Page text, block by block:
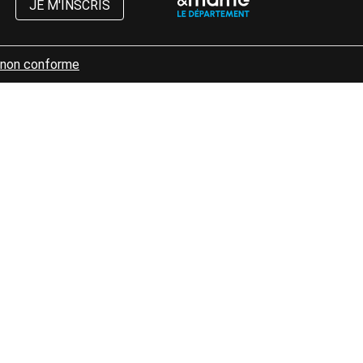
JE M'INSCRIS
conforme